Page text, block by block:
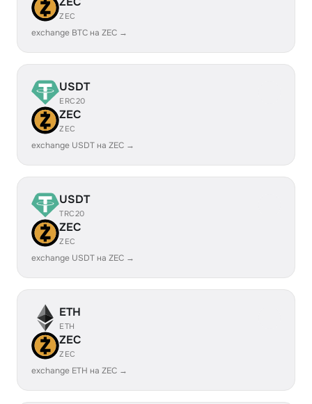
ZEC
exchange BTC на ZEC →
USDT
ERC20
ZEC
ZEC
exchange USDT на ZEC →
USDT
TRC20
ZEC
ZEC
exchange USDT на ZEC →
ETH
ETH
ZEC
ZEC
exchange ETH на ZEC →